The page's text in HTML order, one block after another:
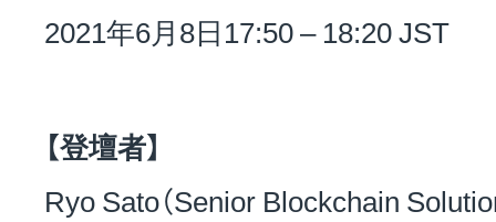
2021年6月8日17:50 – 18:20 JST
【登壇者】
Ryo Sato（Senior Blockchain